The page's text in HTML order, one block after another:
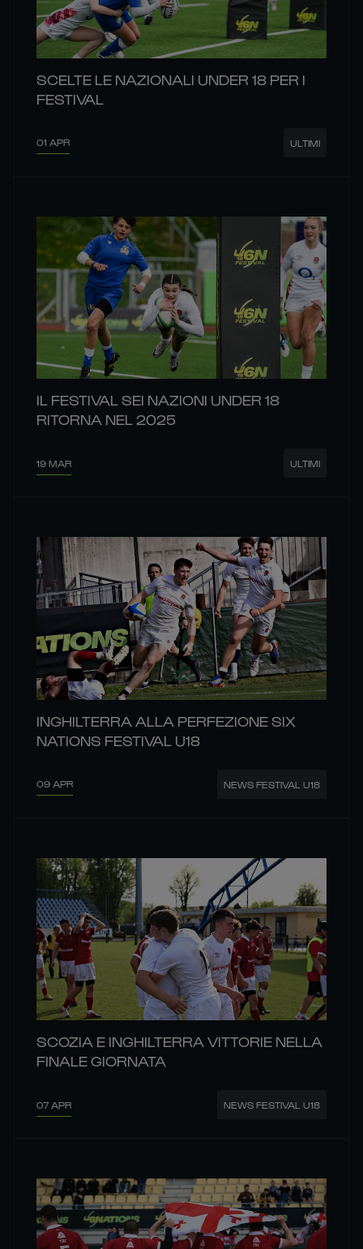
SCELTE LE NAZIONALI UNDER 18 PER I
FESTIVAL
01 APR ULTIMI
IL FESTIVAL SEI NAZIONI UNDER 18
RITORNA NEL 2025
19 MAR ULTIMI
INGHILTERRA ALLA PERFEZIONE SIX
NATIONS FESTIVAL U18
09 APR NEWS FESTIVAL U18
SCOZIA E INGHILTERRA VITTORIE NELLA
FINALE GIORNATA
07 APR NEWS FESTIVAL U18